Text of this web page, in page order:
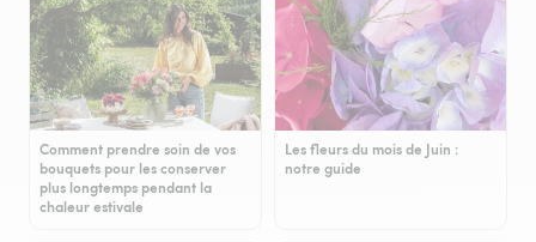
Comment prendre soin de vos
bouquets pour les conserver
plus longtemps pendant la
chaleur estivale
Les fleurs du mois de Juin :
notre guide